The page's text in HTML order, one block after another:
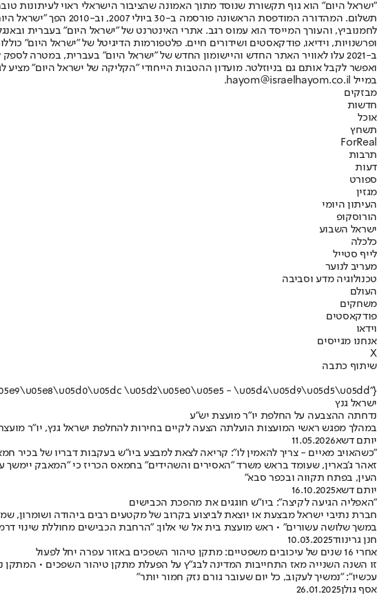
"ישראל היום" הוא גוף תקשורת שנוסד מתוך האמונה שהציבור הישראלי ראוי לעיתונות
תשלום. המהדורה
ופרשנויות, וידיאו, פודקאסטים ושידורים חיים. פלטפורמות הדיגיטל של "ישראל היום"
ב-2021 עלו לאוויר האתר החדש והיישומון החדש של "ישראל היום" בעברית, במטרה
ואפשר לקבל אותם גם בניוזלטר. מועדון ההטבות הייחודי "הקליקה של ישראל היום"
במייל hayom@israelhayom.co.il.
מבזקים
חדשות
אוכל
תשחץ
ForReal
תרבות
דעות
ספורט
מגזין
העיתון היומי
הורוסקופ
ישראל השבוע
כלכלה
לייף סטייל
מעריב לנוער
טכנולוגיה מדע וסביבה
העולם
משחקים
פודקאסטים
וידאו
אנחנו מגייסים
X
שיתוף כתבה
{"name":"\u05d9\u05e9\u05e8\u05d0\u05dc \u05d2\u05e0\u05e5 - \u05d4\u05d9\u05d5\u05dd"}
ישראל גנץ
נדחתה ההצבעה על החלפת יו"ר מועצת יש"ע
במהלך מפגש ראשי המועצות הועלתה הצעה לקיים בחירות להחלפת ישראל גנץ, יו"ר
יותם דשא11.05.2026
"כשהאויב מאיים - צריך להאמין לו": קריאה לצאת למבצע ביו"ש בעקבות דבריו של בכיר
זאהר ג'בארין, שעומד בראש משרד "האסירים והשהידים" בחמאס הכריז כי "המאבק יימשך
העין, בפתח תקווה ובכפר סבא"
יותם דשא16.10.2025
"האפליה הגיעה לקיצה": ביו"ש חוגגים את מהפכת הכבישים
חברת נתיבי ישראל מבצעת או יוצאת לביצוע בקרוב של מקטעים רבים ביהודה ושומרון,
במשך שלושה עשורים" • ראש מועצת בית אל שי אלון: "הרחבת הכבישים מחוללת שינוי
חנן גרינווד10.03.2025
אחרי 16 שנים של עיכובים משפטיים: מתקן טיהור השפכים באזור עפרה יחל לפעול
עכשיו": "נמשיך לעקוב, כל יום שעובר גורם נזק חמור יותר"
אסף גולן26.01.2025